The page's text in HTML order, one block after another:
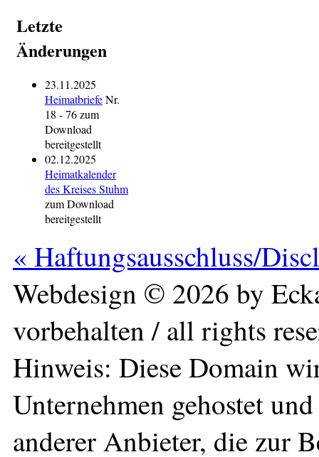
Letzte
Änderungen
23.11.2025
HeimatbriefeNr.
18 - 76 zum
Download
bereitgestellt
02.12.2025
Heimatkalender
des Kreises Stuhm
zum Download
bereitgestellt
« Haftungsausschluss/
Webdesign © 2026 by
vorbehalten / all rights
Hinweis: Diese Domain
Unternehmen gehostet
anderer Anbieter, die zur